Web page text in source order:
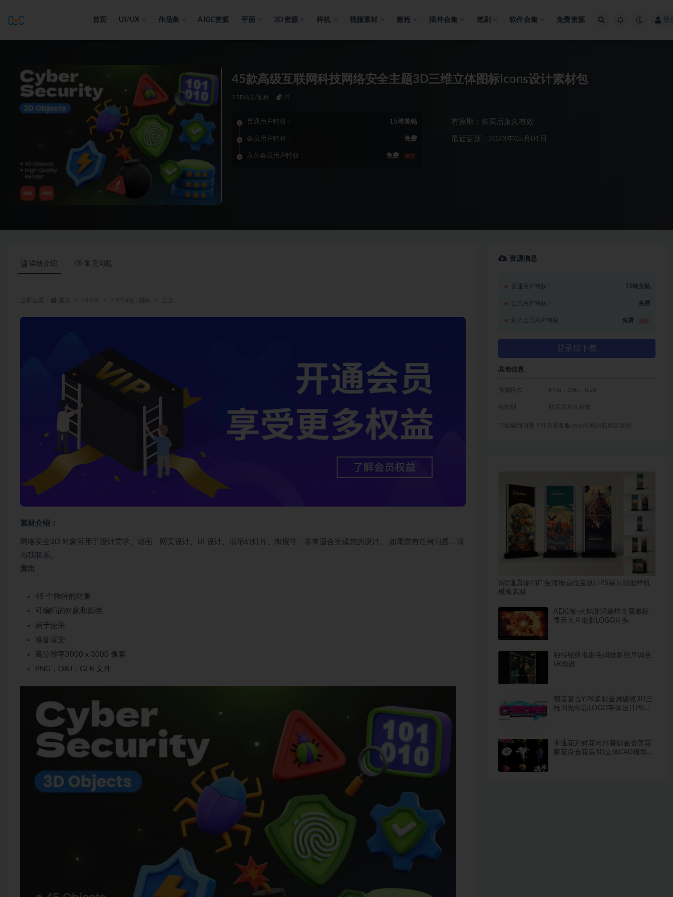
首页 UI/UX 作品集 AIGC资源 平面 3D资源 样机 视频素材 教程 插件合集 笔刷 软件合集 免费资源 登
45款高级互联网科技网络安全主题3D三维立体图标Icons设计素材包
2.5D插画/图标 15
普通用户特权： 15琦美钻
会员用户特权： 免费
永久会员用户特权： 免费 推荐
有效期：购买后永久有效
最近更新：2023年05月01日
详情介绍 常见问题
素材介绍：
网络安全3D 对象可用于设计需求、动画、网页设计、UI 设计、演示幻灯片、海报等。非常适合完成您的设计。 如果您有任何问题，请
与我联系。
突出
45 个独特的对象
可编辑的对象和颜色
易于使用
准备渲染.
高分辨率3000 x 3000 像素
PNG，OBJ，GLB 文件
资源信息
普通用户特权： 15琦美钻
会员用户特权： 免费
永久会员用户特权： 免费
登录后下载
其他信息
资源格式 PNG，OBJ，GLB
有效期 购买后永久有效
下载遇到问题？可联系客服qmsck0824或留言反馈
6款逼真促销广告海报易拉宝设计PS展示贴图样机
模板素材
AE模板-火焰漩涡爆炸金属徽标
显示大片电影LOGO片头
独特经典电影色调摄影照片调色
LR预设
潮流复古Y2K多彩金属镀铬3D三
维闪光标题LOGO字体设计PS特
卡通花卉鲜花向日葵郁金香莲花
菊花百合花朵3D立体C4D模型